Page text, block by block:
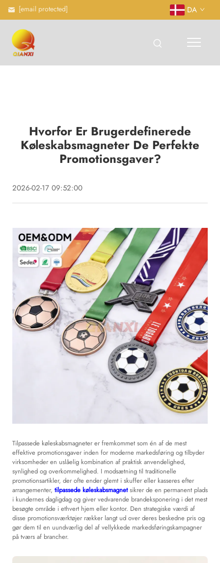
[email protected] DA
Hvorfor Er Brugerdefinerede
Køleskabsmagneter De Perfekte
Promotionsgaver?
2026-02-17 09:52:00
Tilpassede køleskabsmagneter er fremkommet som én af de mest
effektive promotionsgaver inden for moderne markedsføring og tilbyder
virksomheder en uslåelig kombination af praktisk anvendelighed,
synlighed og overkommelighed. I modsætning til traditionelle
promotionsartikler, der ofte ender glemt i skuffer eller kasseres efter
arrangementer, tilpassede køleskabsmagnetsikrer de en permanent plads
i kundernes dagligdag og giver vedvarende brandeksponering i det mest
besøgte område i ethvert hjem eller kontor. Den strategiske værdi af
disse promotionsværktøjer rækker langt ud over deres beskedne pris og
gør dem til en uundværlig del af vellykkede markedsføringskampagner
på tværs af brancher.